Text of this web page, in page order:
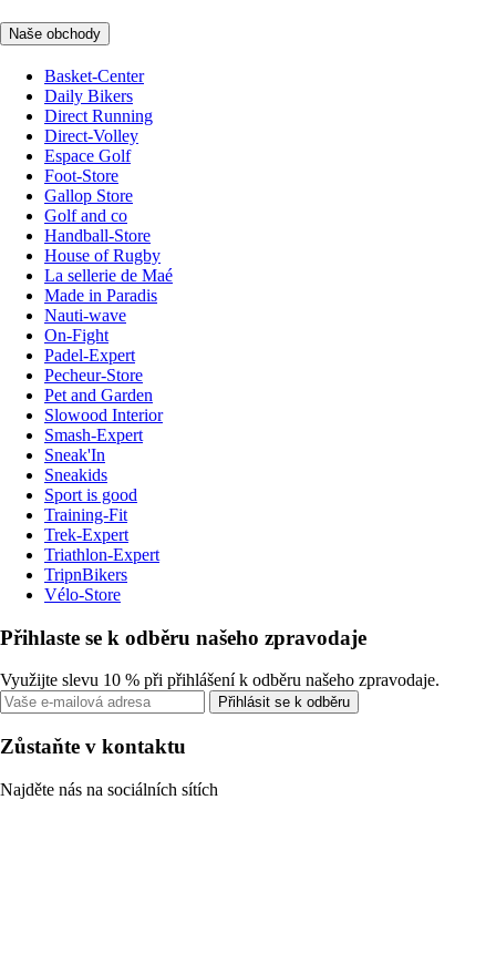
Naše obchody
Basket-Center
Daily Bikers
Direct Running
Direct-Volley
Espace Golf
Foot-Store
Gallop Store
Golf and co
Handball-Store
House of Rugby
La sellerie de Maé
Made in Paradis
Nauti-wave
On-Fight
Padel-Expert
Pecheur-Store
Pet and Garden
Slowood Interior
Smash-Expert
Sneak'In
Sneakids
Sport is good
Training-Fit
Trek-Expert
Triathlon-Expert
TripnBikers
Vélo-Store
Přihlaste se k odběru našeho zpravodaje
Využijte slevu 10 % při přihlášení k odběru našeho zpravodaje.
Přihlásit se k odběru
Zůstaňte v kontaktu
Najděte nás na sociálních sítích